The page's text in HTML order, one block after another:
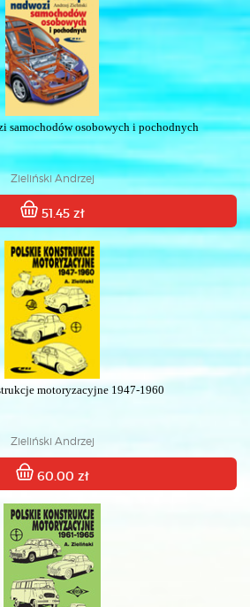
samochodów osobowych i pochodnych
Zieliński Andrzej
51.45 zł
motoryzacyjne 1947-1960
Zieliński Andrzej
60.00 zł